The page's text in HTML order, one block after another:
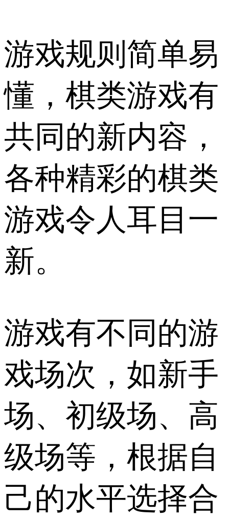
游戏规则简单易
懂，棋类游戏有
共同的新内容，
各种精彩的棋类
游戏令人耳目一
新。
游戏有不同的游
戏场次，如新手
场、初级场、高
级场等，根据自
己的水平选择合